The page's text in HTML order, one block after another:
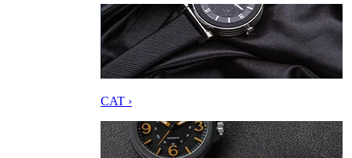
CAT ›